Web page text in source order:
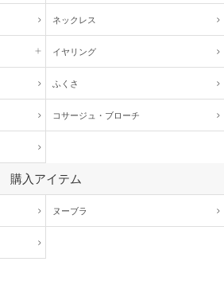
ネックレス
イヤリング
ふくさ
コサージュ・ ブローチ
購入アイテム
ヌーブラ